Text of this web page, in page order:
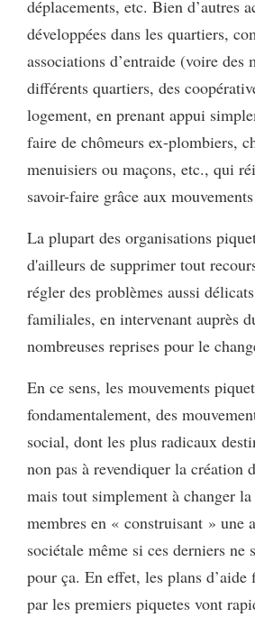
déplacements, etc. Bien d’autres
développées dans les quartiers,
associations d’entraide (voire des
différents quartiers, des
logement, en prenant appui
faire de chômeurs ex-plombiers,
menuisiers ou maçons, etc., qui
savoir-faire grâce aux
La plupart des organisations
d'ailleurs de supprimer tout
régler des problèmes aussi
familiales, en intervenant auprès
nombreuses reprises pour le
En ce sens, les mouvements
fondamentalement, des
social, dont les plus radicaux
non pas à revendiquer la création
mais tout simplement à changer
membres en « construisant » une
sociétale même si ces derniers ne
pour ça. En effet, les plans d’aide
par les premiers piquetes vont